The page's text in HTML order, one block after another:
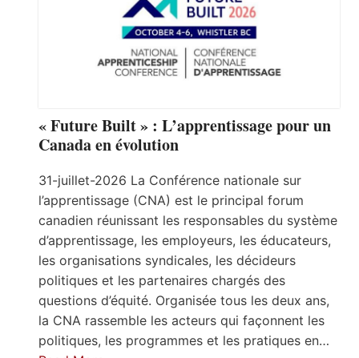
« Future Built » : L’apprentissage pour un
Canada en évolution
31-juillet-2026 La Conférence nationale sur
l’apprentissage (CNA) est le principal forum
canadien réunissant les responsables du système
d’apprentissage, les employeurs, les éducateurs,
les organisations syndicales, les décideurs
politiques et les partenaires chargés des
questions d’équité. Organisée tous les deux ans,
la CNA rassemble les acteurs qui façonnent les
politiques, les programmes et les pratiques en…